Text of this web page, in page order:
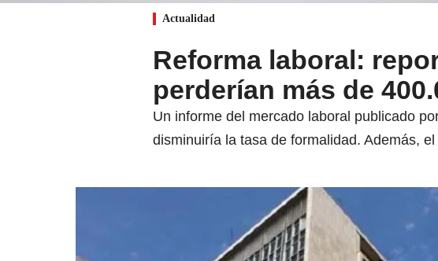
Actualidad
Reforma laboral:
perderían más de
Un informe del mercado laboral publicado
disminuiría la tasa de formalidad. Además,